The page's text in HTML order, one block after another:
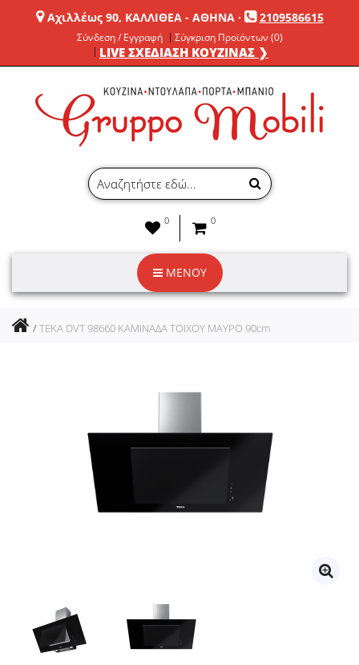
Αχιλλέως 90, ΚΑΛΛΙΘΕΑ - ΑΘΗΝΑ· 2109586615
Σύνδεση / Εγγραφή Σύγκριση Προϊόντων (0)
LIVE ΣΧΕΔΙΑΣΗ ΚΟΥΖΙΝΑΣ ❯
0 0
ΜΕΝΟΥ
TEKA DVT 98660 ΚΑΜΙΝΑΔΑ ΤΟΙΧΟΥ ΜΑΥΡΟ 90cm